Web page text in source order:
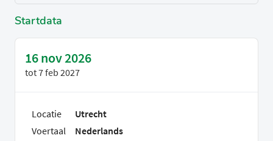
Startdata
16 nov 2026
tot7 feb 2027
Locatie
Utrecht
Voertaal
Nederlands